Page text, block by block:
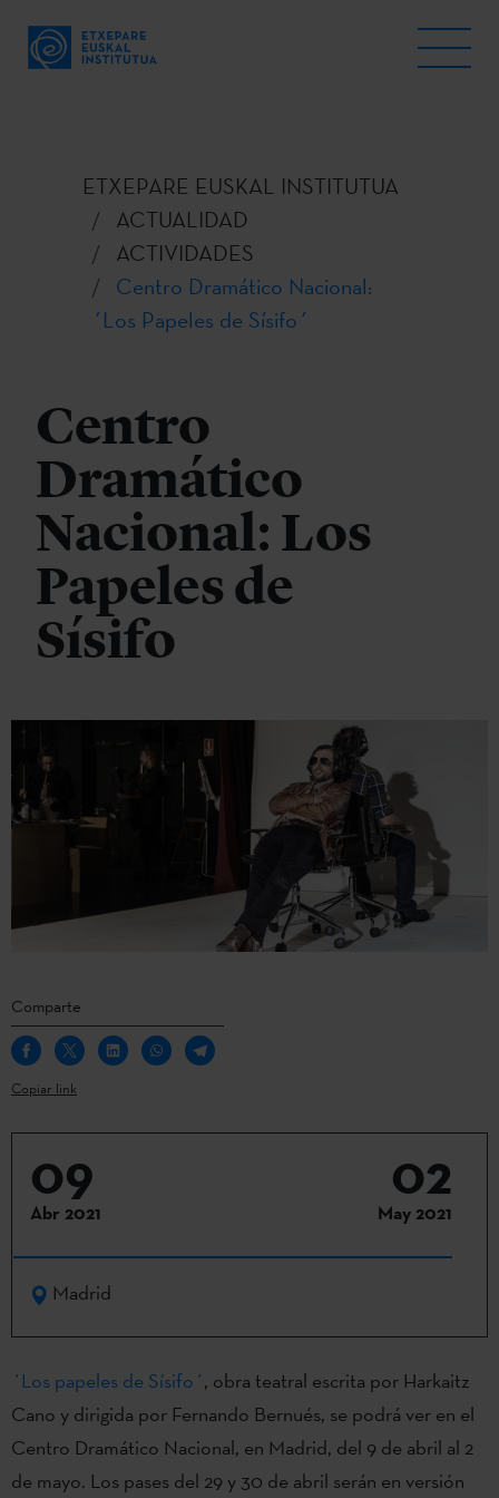
ETXEPARE EUSKAL INSTITUTUA
ACTUALIDAD
ACTIVIDADES
Centro Dramático Nacional:
´Los Papeles de Sísifo´
Centro
Dramático
Nacional: Los
Papeles de
Sísifo
Comparte
Copiar link
09
Abr 2021
02
May 2021
Madrid
´Los papeles de Sísifo´, obra teatral escrita por Harkaitz
Cano y dirigida por Fernando Bernués, se podrá ver en el
Centro Dramático Nacional, en Madrid, del 9 de abril al 2
de mayo. Los pases del 29 y 30 de abril serán en versión